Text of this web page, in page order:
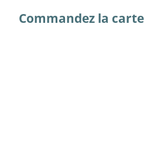
Commandez la